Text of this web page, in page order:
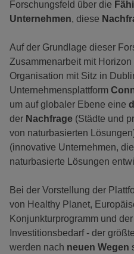
Forschungsfeld über die
Unternehmen, diese
Auf der Grundlage dieser
Zusammenarbeit mit
Organisation mit Sitz in
Unternehmensplattform
um auf globaler Ebene eine
der Nachfrage (Städte und
von naturbasierten
(innovative Unternehmen,
naturbasierte Lösungen
Bei der Vorstellung der
von Healthy Planet,
Konjunkturprogramm und
Investitionsbedarf - der
werden nach neuen Wegen